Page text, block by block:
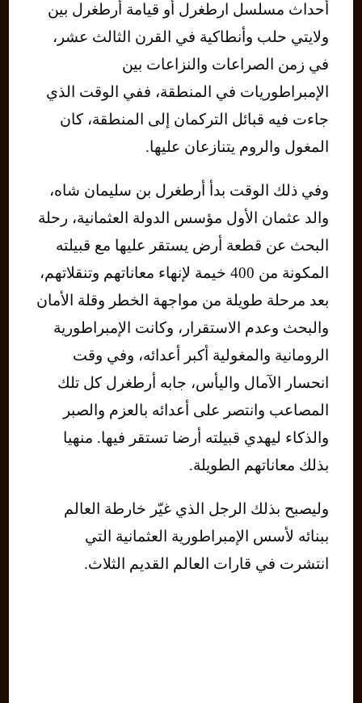
أحداث مسلسل ارطغرل أو قيامة أرطغرل بين
ولايتي حلب وأنطاكية في القرن الثالث عشر،
في زمن الصراعات والنزاعات بين
الإمبراطوريات في المنطقة، ففي الوقت الذي
جاءت فيه قبائل التركمان إلى المنطقة، كان
المغول والروم يتنازعان عليها.
وفي ذلك الوقت بدأ أرطغرل بن سليمان شاه،
والد عثمان الأول مؤسس الدولة العثمانية، رحلة
البحث عن قطعة أرض يستقر عليها مع قبيلته
المكونة من 400 خيمة لإنهاء معاناتهم وتنقلاتهم،
بعد مرحلة طويلة من مواجهة الخطر وقلة الأمان
والبحث وعدم الاستقرار، وكانت الإمبراطورية
الرومانية والمغولية أكبر أعدائه، وفي وقت
انحسار الآمال واليأس، جابه أرطغرل كل تلك
المصاعب وانتصر على أعدائه بالعزم والصبر
والذكاء ليهدي قبيلته أرضا تستقر فيها. منهيا
بذلك معاناتهم الطويلة.
وليصبح بذلك الرجل الذي غيّر خارطة العالم
ببنائه لأسس الإمبراطورية العثمانية التي
انتشرت في قارات العالم القديم الثلاث.